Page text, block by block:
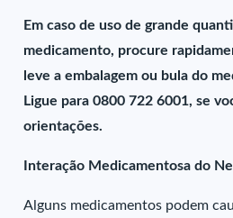
Em caso de uso de grande
medicamento, procure
leve a embalagem ou bula do
Ligue para 0800 722 6001, se
orientações.
Interação Medicamentosa do
Alguns medicamentos podem